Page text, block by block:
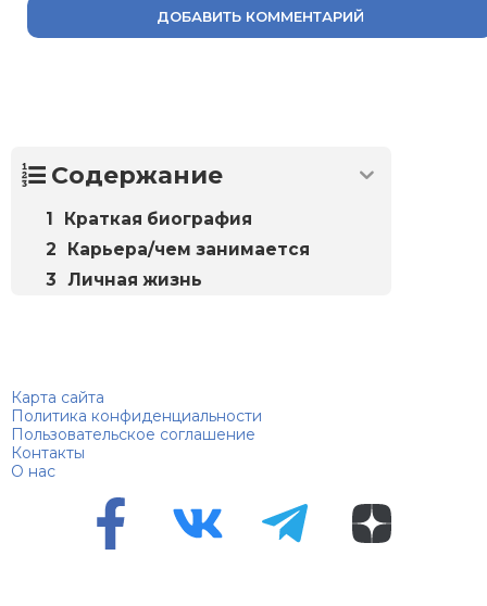
ДОБАВИТЬ КОММЕНТАРИЙ
Содержание
Краткая биография
Карьера/чем занимается
Личная жизнь
Карта сайта
Политика конфиденциальности
Пользовательское соглашение
Контакты
О нас